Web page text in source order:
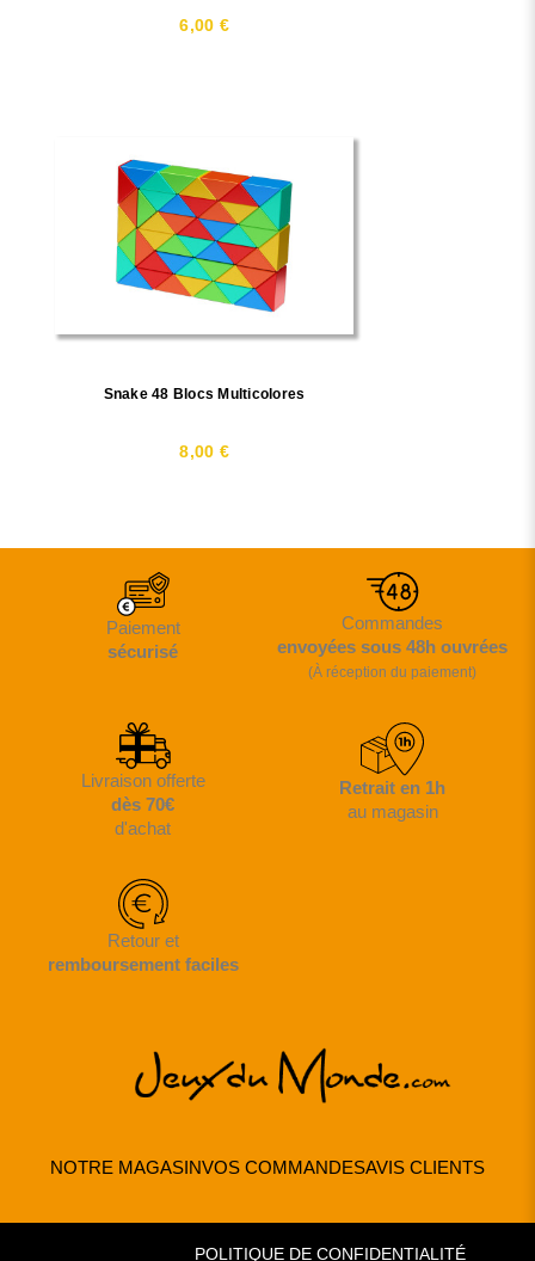
6,00 €
Snake 48 Blocs Multicolores
8,00 €
Paiement
sécurisé
Commandes
envoyées sous 48h ouvrées
(À réception du paiement)
Livraison offerte
dès 70€
d'achat
Retrait en 1h
au magasin
Retour et
remboursement faciles
NOTRE MAGASINVOS COMMANDESAVIS CLIENTS
POLITIQUE DE CONFIDENTIALITÉ